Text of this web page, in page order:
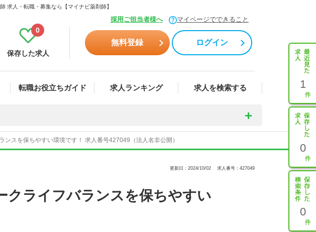
求人・転職・募集なら【マイナビ薬剤師】
採用ご担当者様へ マイページでできること
保存した求人
0
無料登録 ログイン
転職お役立ちガイド 求人ランキング 求人を検索する 1
0
0
ンスを保ちやすい環境です！ 求人番号427049（法人名非公開）
更新日：2024/10/02 求人番号：427049
クライフバランスを保ちやすい